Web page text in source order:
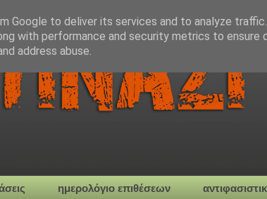
ημερολόγιο επιθέσεων
Google to deliver its services and to analyze
with performance and security metrics to ensure
address abuse.